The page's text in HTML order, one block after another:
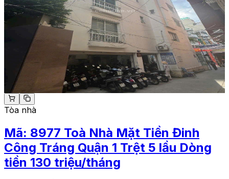
Tòa nhà
Mã: 8977 Toà Nhà Mặt Tiền Đinh
Công Tráng Quận 1 Trệt 5 lầu Dòng
tiền 130 triệu/tháng